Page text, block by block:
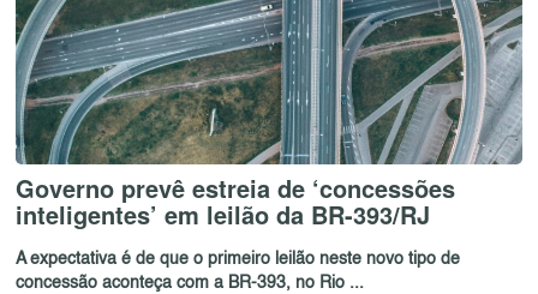
Governo prevê estreia de ‘concessões
inteligentes’ em leilão da BR-393/RJ
A expectativa é de que o primeiro leilão neste novo tipo de
concessão aconteça com a BR-393, no Rio ...